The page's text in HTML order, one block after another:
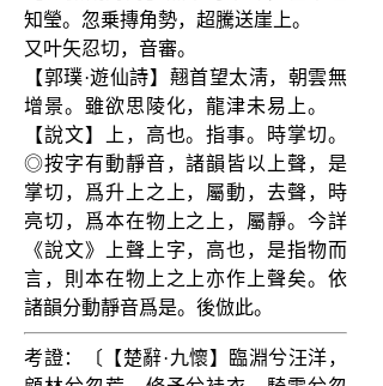
知瑩。忽乗摶角勢，超騰送崖上。
又叶矢忍切，音審。
【郭璞·遊仙詩】翹首望太淸，朝雲無
增景。雖欲思陵化，龍津未易上。
【說文】上，高也。指事。時掌切。
◎按字有動靜音，諸韻皆以上聲，是
掌切，爲升上之上，屬動，去聲，時
亮切，爲本在物上之上，屬靜。今詳
《說文》上聲上字，高也，是指物而
言，則本在物上之上亦作上聲矣。依
諸韻分動靜音爲是。後倣此。
考證：〔【楚辭·九懷】臨淵兮汪洋，